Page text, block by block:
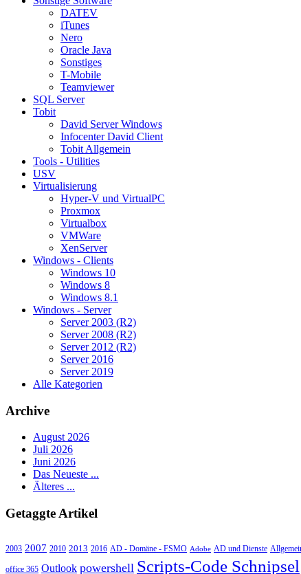
DATEV
iTunes
Nero
Oracle Java
Sonstiges
T-Mobile
Teamviewer
SQL Server
Tobit
David Server Windows
Infocenter David Client
Tobit Allgemein
Tools - Utilities
USV
Virtualisierung
Hyper-V und VirtualPC
Proxmox
Virtualbox
VMWare
XenServer
Windows - Clients
Windows 10
Windows 8
Windows 8.1
Windows - Server
Server 2003 (R2)
Server 2008 (R2)
Server 2012 (R2)
Server 2016
Server 2019
Alle Kategorien
Archive
August 2026
Juli 2026
Juni 2026
Das Neueste ...
Älteres ...
Getaggte Artikel
2003 2007 2010 2013 2016 AD - Domäne - FSMO Adobe AD und Dienste
office 365 Outlook powershell Scripts-Code Schnipsel